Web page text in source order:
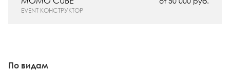
EVENT КОНСТРУКТОР
По видам